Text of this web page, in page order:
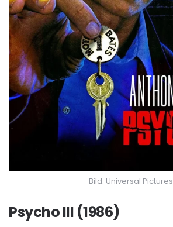
Bild: Universal Pictures
Psycho III (1986)